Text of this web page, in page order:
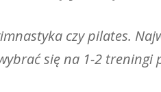
czy pilates.
się na 1-2 treningi